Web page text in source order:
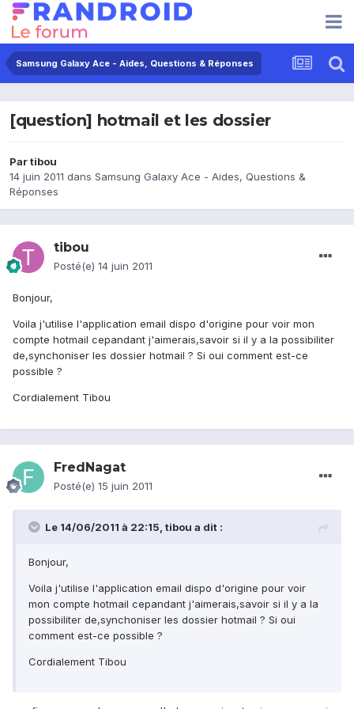
Samsung Galaxy Ace - Aides, Questions & Réponses
[question] hotmail et les dossier
Partibou
14 juin 2011 dans Samsung Galaxy Ace - Aides, Questions &
Réponses
tibou
Posté(e) 14 juin 2011
Bonjour,
Voila j'utilise l'application email dispo d'origine pour voir mon
compte hotmail cepandant j'aimerais,savoir si il y a la possibiliter
de,synchoniser les dossier hotmail ? Si oui comment est-ce
possible ?
Cordialement Tibou
FredNagat
Posté(e) 15 juin 2011
Le 14/06/2011 à 22:15, tibou a dit :
Bonjour,
Voila j'utilise l'application email dispo d'origine pour voir
mon compte hotmail cepandant j'aimerais,savoir si il y a la
possibiliter de,synchoniser les dossier hotmail ? Si oui
comment est-ce possible ?
Cordialement Tibou